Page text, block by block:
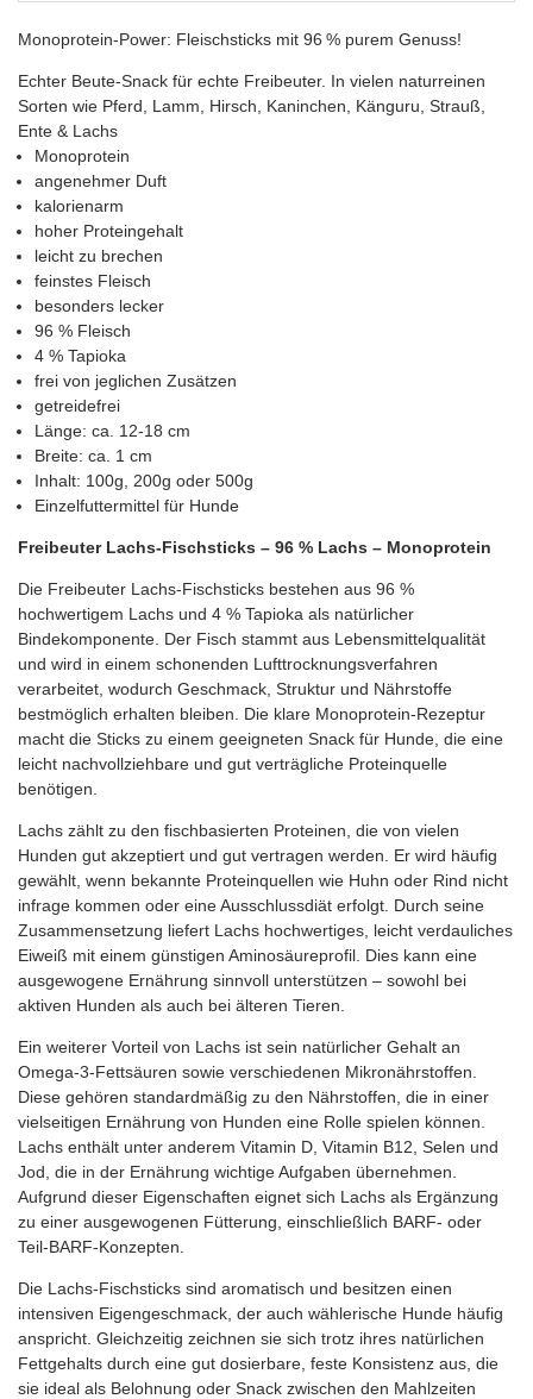
Monoprotein-Power: Fleischsticks mit 96 % purem Genuss!
Echter Beute-Snack für echte Freibeuter. In vielen naturreinen
Sorten wie Pferd, Lamm, Hirsch, Kaninchen, Känguru, Strauß,
Ente & Lachs
Monoprotein
angenehmer Duft
kalorienarm
hoher Proteingehalt
leicht zu brechen
feinstes Fleisch
besonders lecker
96 % Fleisch
4 % Tapioka
frei von jeglichen Zusätzen
getreidefrei
Länge: ca. 12-18 cm
Breite: ca. 1 cm
Inhalt: 100g, 200g oder 500g
Einzelfuttermittel für Hunde
Freibeuter Lachs-Fischsticks – 96 % Lachs – Monoprotein
Die Freibeuter Lachs-Fischsticks bestehen aus 96 %
hochwertigem Lachs und 4 % Tapioka als natürlicher
Bindekomponente. Der Fisch stammt aus Lebensmittelqualität
und wird in einem schonenden Lufttrocknungsverfahren
verarbeitet, wodurch Geschmack, Struktur und Nährstoffe
bestmöglich erhalten bleiben. Die klare Monoprotein-Rezeptur
macht die Sticks zu einem geeigneten Snack für Hunde, die eine
leicht nachvollziehbare und gut verträgliche Proteinquelle
benötigen.
Lachs zählt zu den fischbasierten Proteinen, die von vielen
Hunden gut akzeptiert und gut vertragen werden. Er wird häufig
gewählt, wenn bekannte Proteinquellen wie Huhn oder Rind nicht
infrage kommen oder eine Ausschlussdiät erfolgt. Durch seine
Zusammensetzung liefert Lachs hochwertiges, leicht verdauliches
Eiweiß mit einem günstigen Aminosäureprofil. Dies kann eine
ausgewogene Ernährung sinnvoll unterstützen – sowohl bei
aktiven Hunden als auch bei älteren Tieren.
Ein weiterer Vorteil von Lachs ist sein natürlicher Gehalt an
Omega‑3‑Fettsäuren sowie verschiedenen Mikronährstoffen.
Diese gehören standardmäßig zu den Nährstoffen, die in einer
vielseitigen Ernährung von Hunden eine Rolle spielen können.
Lachs enthält unter anderem Vitamin D, Vitamin B12, Selen und
Jod, die in der Ernährung wichtige Aufgaben übernehmen.
Aufgrund dieser Eigenschaften eignet sich Lachs als Ergänzung
zu einer ausgewogenen Fütterung, einschließlich BARF‑ oder
Teil‑BARF‑Konzepten.
Die Lachs-Fischsticks sind aromatisch und besitzen einen
intensiven Eigengeschmack, der auch wählerische Hunde häufig
anspricht. Gleichzeitig zeichnen sie sich trotz ihres natürlichen
Fettgehalts durch eine gut dosierbare, feste Konsistenz aus, die
sie ideal als Belohnung oder Snack zwischen den Mahlzeiten